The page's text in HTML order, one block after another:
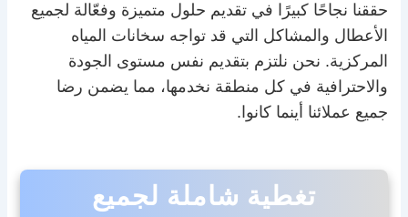
حققنا نجاحًا كبيرًا في تقديم حلول متميزة وفعّالة لجميع
الأعطال والمشاكل التي قد تواجه سخانات المياه
المركزية. نحن نلتزم بتقديم نفس مستوى الجودة
والاحترافية في كل منطقة نخدمها، مما يضمن رضا
جميع عملائنا أينما كانوا.
تغطية شاملة لجميع